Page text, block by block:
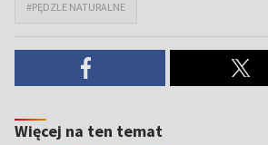
#PĘDZLE NATURALNE
Więcej na ten temat